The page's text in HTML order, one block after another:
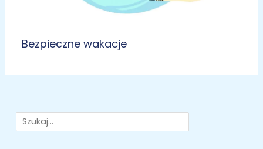
Bezpieczne wakacje
Szukaj